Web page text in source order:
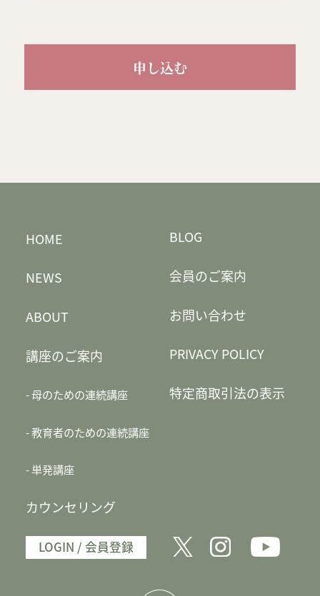
申し込む
HOME
NEWS
ABOUT
講座のご案内
母のための連続講座
教育者のための連続講座
単発講座
カウンセリング
BLOG
会員のご案内
お問い合わせ
PRIVACY POLICY
特定商取引法の表示
LOGIN / 会員登録